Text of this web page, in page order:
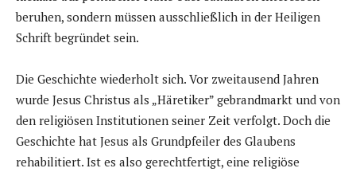
beruhen, sondern müssen ausschließlich in der Heiligen
Schrift begründet sein.
Die Geschichte wiederholt sich. Vor zweitausend Jahren
wurde Jesus Christus als „Häretiker” gebrandmarkt und von
den religiösen Institutionen seiner Zeit verfolgt. Doch die
Geschichte hat Jesus als Grundpfeiler des Glaubens
rehabilitiert. Ist es also gerechtfertigt, eine religiöse